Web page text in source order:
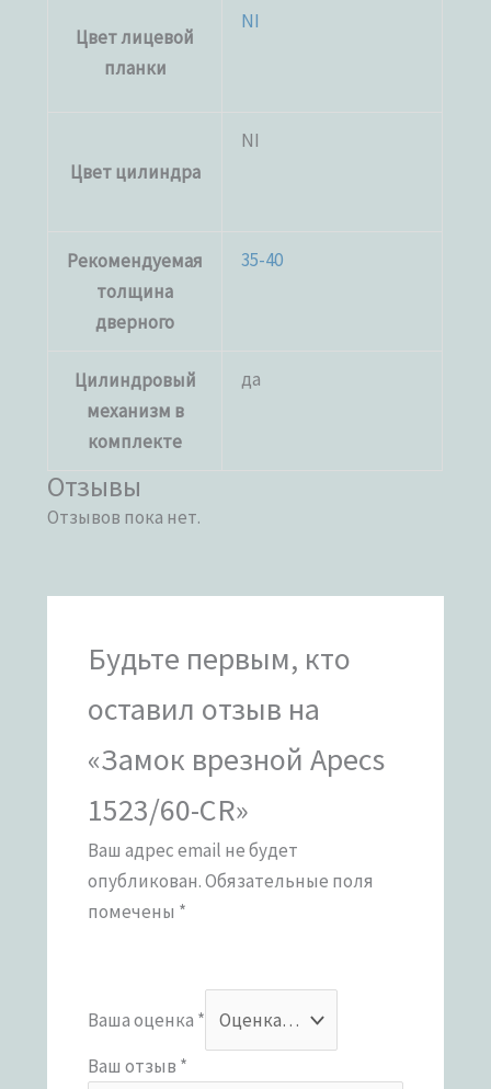
Цвет лицевой
планки
NI
Цвет цилиндра
NI
Рекомендуемая
толщина
дверного
35-40
Цилиндровый
механизм в
комплекте
да
Отзывы
Отзывов пока нет.
Будьте первым, кто
оставил отзыв на
«Замок врезной Apecs
1523/60-CR»
Ваш адрес email не будет
опубликован.Обязательные поля
помечены *
Ваша оценка *
Ваш отзыв *